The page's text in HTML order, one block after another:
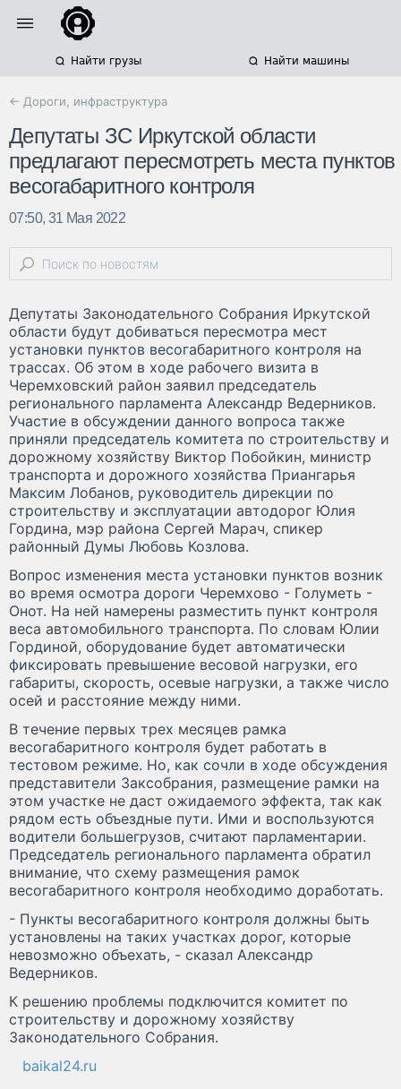
Найти грузы Найти машины
← Дороги, инфраструктура
Депутаты ЗС Иркутской области
предлагают пересмотреть места пунктов
весогабаритного контроля
07:50, 31 Мая 2022
Депутаты Законодательного Собрания Иркутской
области будут добиваться пересмотра мест
установки пунктов весогабаритного контроля на
трассах. Об этом в ходе рабочего визита в
Черемховский район заявил председатель
регионального парламента Александр Ведерников.
Участие в обсуждении данного вопроса также
приняли председатель комитета по строительству и
дорожному хозяйству Виктор Побойкин, министр
транспорта и дорожного хозяйства Приангарья
Максим Лобанов, руководитель дирекции по
строительству и эксплуатации автодорог Юлия
Гордина, мэр района Сергей Марач, спикер
районный Думы Любовь Козлова.
Вопрос изменения места установки пунктов возник
во время осмотра дороги Черемхово - Голуметь -
Онот. На ней намерены разместить пункт контроля
веса автомобильного транспорта. По словам Юлии
Гординой, оборудование будет автоматически
фиксировать превышение весовой нагрузки, его
габариты, скорость, осевые нагрузки, а также число
осей и расстояние между ними.
В течение первых трех месяцев рамка
весогабаритного контроля будет работать в
тестовом режиме. Но, как сочли в ходе обсуждения
представители Заксобрания, размещение рамки на
этом участке не даст ожидаемого эффекта, так как
рядом есть объездные пути. Ими и воспользуются
водители большегрузов, считают парламентарии.
Председатель регионального парламента обратил
внимание, что схему размещения рамок
весогабаритного контроля необходимо доработать.
- Пункты весогабаритного контроля должны быть
установлены на таких участках дорог, которые
невозможно объехать, - сказал Александр
Ведерников.
К решению проблемы подключится комитет по
строительству и дорожному хозяйству
Законодательного Собрания.
baikal24.ru